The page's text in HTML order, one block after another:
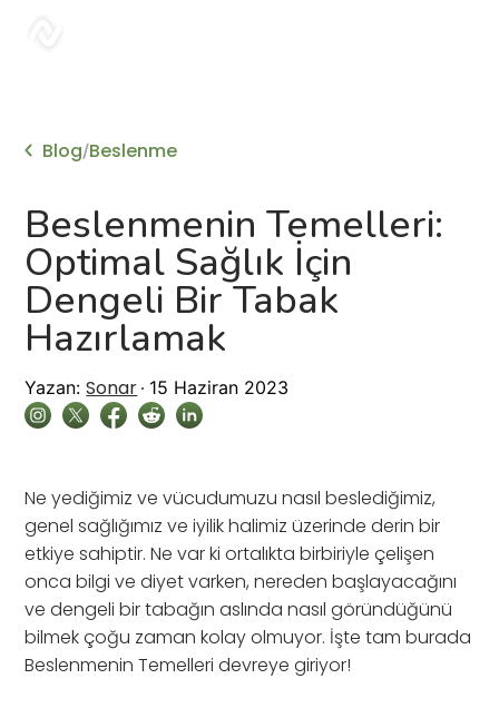
Blog/Beslenme
Beslenmenin Temelleri:
Optimal Sağlık İçin
Dengeli Bir Tabak
Hazırlamak
Yazan: Sonar 15 Haziran 2023
Ne yediğimiz ve vücudumuzu nasıl beslediğimiz,
genel sağlığımız ve iyilik halimiz üzerinde derin bir
etkiye sahiptir. Ne var ki ortalıkta birbiriyle çelişen
onca bilgi ve diyet varken, nereden başlayacağını
ve dengeli bir tabağın aslında nasıl göründüğünü
bilmek çoğu zaman kolay olmuyor. İşte tam burada
Beslenmenin Temelleri devreye giriyor!